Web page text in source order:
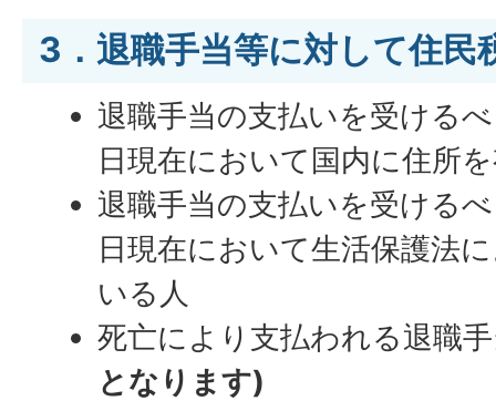
3．退職手当等に対して住民
退職手当の支払いを受ける
日現在において国内に住所
退職手当の支払いを受ける
日現在において生活保護法
いる人
死亡により支払われる退職
となります)